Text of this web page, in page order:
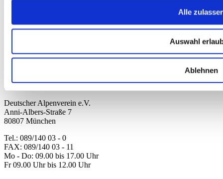
Alle
Auswahl
Ablehnen
Herren
Kollektion 2026
Neu
Kontakt
Deutscher Alpenverein e.V.
Anni-Albers-Straße 7
80807 München
Tel.: 089/140 03 - 0
FAX: 089/140 03 - 11
Mo - Do: 09.00 bis 17.00 Uhr
Fr 09.00 Uhr bis 12.00 Uhr